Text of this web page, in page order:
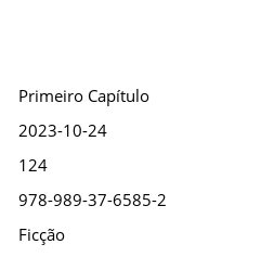
Primeiro Capítulo
2023-10-24
124
978-989-37-6585-2
Ficção